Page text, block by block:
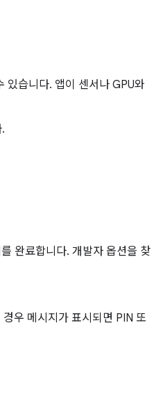
있습니다. 앱이 센서나 GPU와
완료합니다. 개발자 옵션을 찾
우 메시지가 표시되면 PIN 또